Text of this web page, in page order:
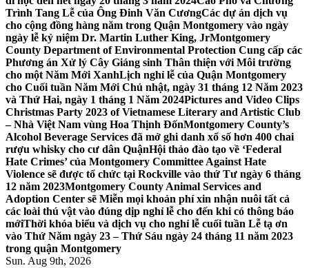
Trình Tang Lễ của Ông Đinh Văn CươngCác dự án dịch vụ
cho cộng đồng hàng năm trong Quận Montgomery vào ngày
ngày lễ kỷ niệm Dr. Martin Luther King, JrMontgomery
County Department of Environmental Protection Cung cấp các
Phương án Xử lý Cây Giáng sinh Thân thiện với Môi trường
cho một Năm Mới XanhLịch nghỉ lễ của Quận Montgomery
cho Cuối tuần Năm Mới Chủ nhật, ngày 31 tháng 12 Năm 2023
và Thứ Hai, ngày 1 tháng 1 Năm 2024Pictures and Video Clips
Christmas Party 2023 of Vietnamese Literary and Artistic Club
– Nhà Việt Nam vùng Hoa Thịnh ĐốnMontgomery County’s
Alcohol Beverage Services đã mở ghi danh xổ số hơn 400 chai
rượu whisky cho cư dân QuậnHội thảo đào tạo về ‘Federal
Hate Crimes’ của Montgomery Committee Against Hate
Violence sẽ được tổ chức tại Rockville vào thứ Tư ngày 6 tháng
12 năm 2023Montgomery County Animal Services and
Adoption Center sẽ Miễn mọi khoản phí xin nhận nuôi tất cả
các loài thú vật vào đúng dịp nghỉ lễ cho đến khi có thông báo
mớiThời khóa biểu và dịch vụ cho nghỉ lễ cuối tuần Lễ tạ ơn
vào Thứ Năm ngày 23 – Thứ Sáu ngày 24 tháng 11 năm 2023
trong quận Montgomery
Sun. Aug 9th, 2026